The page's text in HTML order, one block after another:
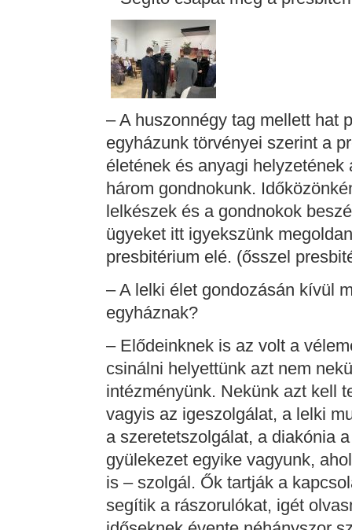
– A huszonnégy tag mellett hat
egyházunk törvényei szerint a
életének és anyagi
három gondnokunk.
lelkészek és a gondnokok
ügyeket itt igyekszünk
presbitérium elé. (ősszel
– A lelki élet gondozásán kívül
egyháznak?
– Elődeinknek is az volt a
csinálni helyettünk azt nem
intézményünk. Nekünk azt kell
vagyis az igeszolgálat, a lelki
a szeretetszolgálat, a diakónia
gyülekezet egyike vagyunk,
is – szolgál. Ők tartják a
segítik a rászorulókat, igét